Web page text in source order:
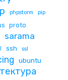
phpstorm pip
proto
sarama
ssh ssl
ubuntu